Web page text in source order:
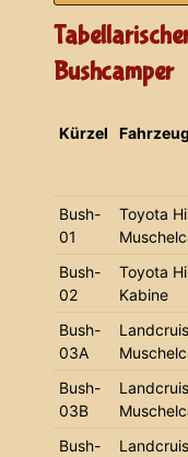
Bushcamper
Kürzel Fahrzeug
Bush-
01
Toyota
Bush-
02
Toyota
Kabine
Bush-
03A
Bush-
03B
Bush-